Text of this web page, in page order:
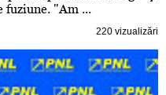
fuziune. "Am ...
220 vizualizări